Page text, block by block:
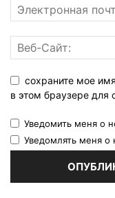
сохраните мое
в этом браузере
Уведомить меня о
Уведомлять меня о